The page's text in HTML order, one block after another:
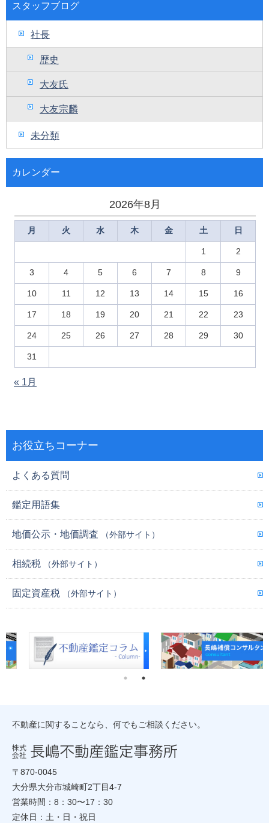
スタッフブログ
社長
歴史
大友氏
大友宗麟
未分類
カレンダー
2026年8月
月 火 水 木 金 土 日
1 2
3 4 5 6 7 8 9
10 11 12 13 14 15 16
17 18 19 20 21 22 23
24 25 26 27 28 29 30
31
« 1月
お役立ちコーナー
よくある質問
鑑定用語集
地価公示・地価調査 （外部サイト）
相続税 （外部サイト）
固定資産税 （外部サイト）
不動産に関することなら、何でもご相談ください。
〒870-0045
大分県大分市城崎町2丁目4-7
営業時間：8：30〜17：30
定休日：土・日・祝日